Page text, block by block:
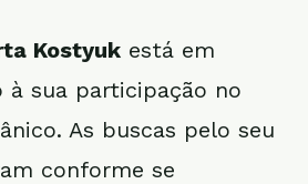
Kostyuk está em
à sua participação no
As buscas pelo seu
conforme se